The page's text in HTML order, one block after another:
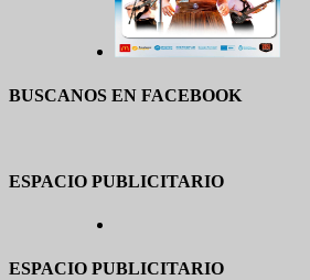
BUSCANOS EN FACEBOOK
ESPACIO PUBLICITARIO
ESPACIO PUBLICITARIO